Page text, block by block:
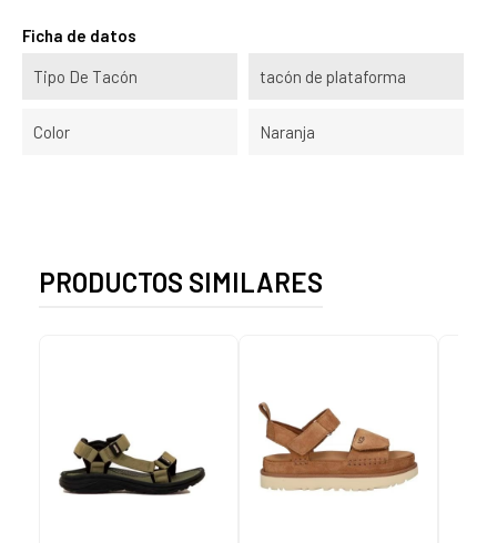
Ficha de datos
Tipo De Tacón tacón de plataforma
Color Naranja
PRODUCTOS SIMILARES